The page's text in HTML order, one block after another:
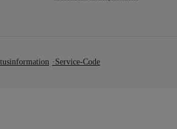
Service-Code